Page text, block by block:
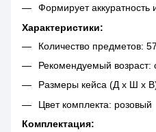
Формирует аккуратность
Характеристики:
Количество предметов: 57
Рекомендуемый возраст:
Размеры кейса (Д х Ш х
Цвет комплекта: розовый
Комплектация: